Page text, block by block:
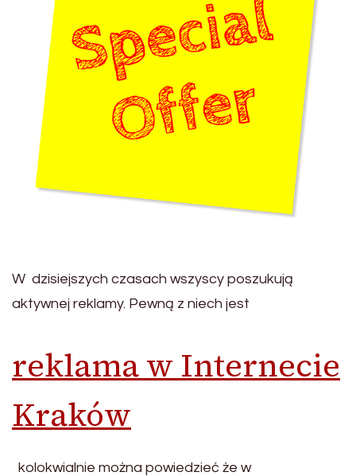
W dzisiejszych czasach wszyscy poszukują
aktywnej reklamy. Pewną z niech jest
reklama w Internecie
Kraków
kolokwialnie można powiedzieć że w